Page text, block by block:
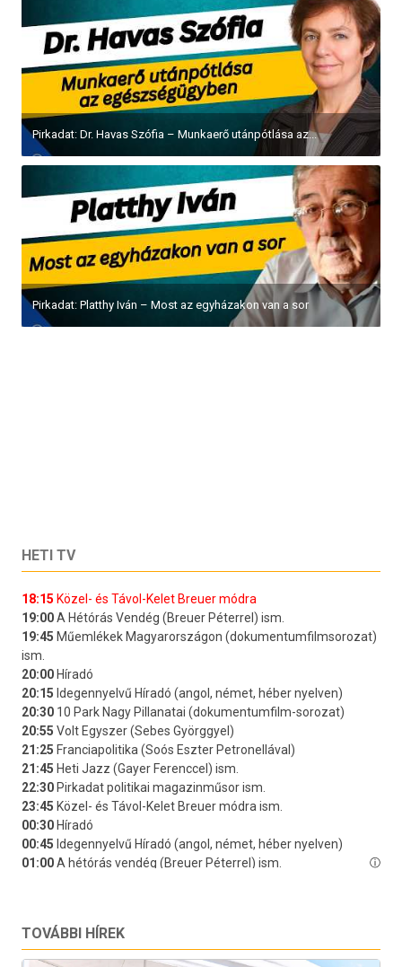
Pirkadat: Dr. Havas Szófia – Munkaerő utánpótlása az...
Pirkadat: Platthy Iván – Most az egyházakon van a sor
HETI TV
TOVÁBBI HÍREK